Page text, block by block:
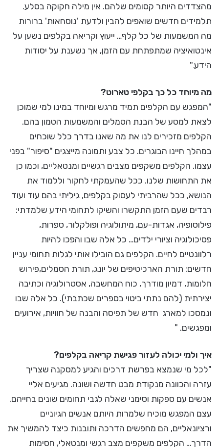
מהצדדים היותר קסומים שלהם. אין מילה חקוקה בסלע.
תלמידים חדשים שואפים להבין ולדעת 'נוסחאות' ברורות
מה המשמעות של כל קלף… ייעוץ וקריאה בקלפים נשען על
אינטואיציה שמתפתחת עם הזמן, אך נשענת על יסודות
הידע."
מה מיוחד כל כך בקלפי טארוט?
"המפגש עם הקלפים תמיד מרגש ומיוחד במינו למי שמוכן
לצאת למסע של הבנת הסמלים והמשמעות הטמון בהם.
הקלפים מזכירים לנו את מה שאנו בדרך כלל שוכחים
במהלך חיינו הבוגרים. כל צבע ותמונה מייצגים "סיפור" בפני
עצמו. הקלפים משקפים מצבים רגשיים ומנטאליים, וכמו כן
את התחושות שלנו. ככל שהעמקתי לחקור וללמוד את
הנושא, ככל שהרביתי לעסוק בקלפים, גיליתי בהם עוד ועוד
רבדים שעם הזמן התקשרו והשיקו לתחומי הידע שלמדתי:
פילוסופיה, אגדות-עם, מיתולוגיה ופולקלור, ספרות,
פסיכולוגיה וציורי ילדים… כל אלה שבו והפכו להיות
רלוונטיים לחיים. הקלפים גם הובילו אותי לגלות תחומי עניין
חדשים: תורת הארכיטיפים של יונג, תורת הסמלים,פירוש
חלומות, דמיון מודרך, כוח המחשבה, אסטרולוגיה וכתיבה
יצירתית (להם נתתי ביטוי בספרים שכתבתי). כל אלה שבו
ונמסכו למארג חדש של תפיסה והבנה של חוויות, אירועים
ומפגשים. "
איך ולמי יכולה לעזור פגישת קריאה בקלפים?
"לכל מי שנמצא בפרשת דרכים והגיע למסקנה שצריך
עזרה והכוונה מנקודת מבט חדשה ושונה. מגיעים אליי
אנשים עם ספקות וסימני שאלה לגבי תחומים שונים בחייהם.
עצם המפגש מוכיח שלמרות היותם אנשים הגיוניים
ורציונאליים, הם מחפשים הדרכה ותובנות כיצד להמשיך את
הדרך… הקלפים משקפים מצב רגשי ומנטאלי, חסימות